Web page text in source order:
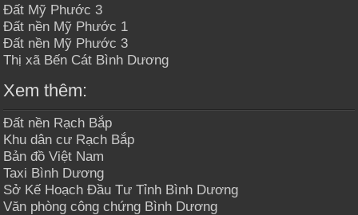
Đất Mỹ Phước 3
Đất nền Mỹ Phước 1
Đất nền Mỹ Phước 3
Thị xã Bến Cát Bình Dương
Xem thêm:
Đất nền Rạch Bắp
Khu dân cư Rạch Bắp
Bản đồ Việt Nam
Taxi Bình Dương
Sở Kế Hoạch Đầu Tư Tỉnh Bình Dương
Văn phòng công chứng Bình Dương